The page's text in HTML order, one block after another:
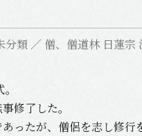
分類 ／ 僧、 僧道林 日蓮宗
修了した。
ったが、僧侶を志し修行